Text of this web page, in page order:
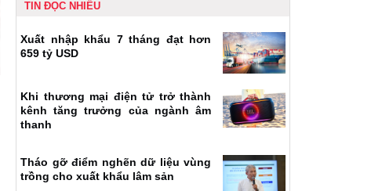
TIN ĐỌC NHIỀU
Xuất nhập khẩu 7 tháng đạt hơn
659 tỷ USD
Khi thương mại điện tử trở thành
kênh tăng trưởng của ngành âm
thanh
Tháo gỡ điểm nghẽn dữ liệu vùng
trồng cho xuất khẩu lâm sản